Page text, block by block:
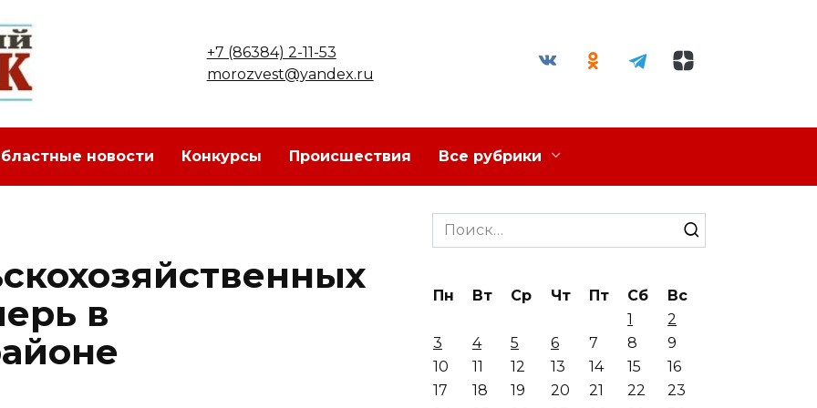
+7 (86384) 2-11-53
morozvest@yandex.ru
новости Конкурсы Происшествия Все рубрики
в
Search
for:
Пн Вт Ср Чт Пт Сб
Вс
1
2
3
4 5 6 7 8
9
10
11 12 13 14 15
16
17
18 19 20 21 22
23